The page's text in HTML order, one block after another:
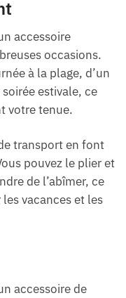
accessoire
occasions.
à la plage, d’un
estivale, ce
votre tenue.
transport en font
pouvez le plier et
de l’abîmer, ce
vacances et les
accessoire de